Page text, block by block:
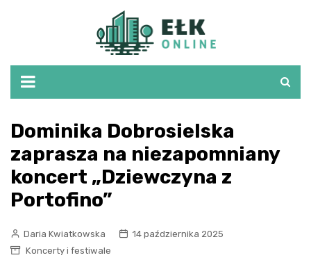
Dominika Dobrosielska
zaprasza na niezapomniany
koncert „Dziewczyna z
Portofino”
Daria Kwiatkowska
14 października 2025
Koncerty i festiwale